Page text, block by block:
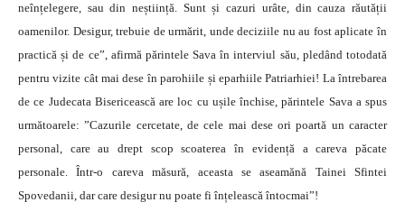
neînțelegere, sau din neștiință. Sunt și cazuri urâte, din cauza răutății
oamenilor. Desigur, trebuie de urmărit, unde deciziile nu au fost aplicate în
practică și de ce”, afirmă părintele Sava în interviul său, pledând totodată
pentru vizite cât mai dese în parohiile și eparhiile Patriarhiei! La întrebarea
de ce Judecata Bisericească are loc cu ușile închise, părintele Sava a spus
următoarele: ”Cazurile cercetate, de cele mai dese ori poartă un caracter
personal, care au drept scop scoaterea în evidență a careva păcate
personale. Într-o careva măsură, aceasta se aseamănă Tainei Sfintei
Spovedanii, dar care desigur nu poate fi înțelească întocmai”!